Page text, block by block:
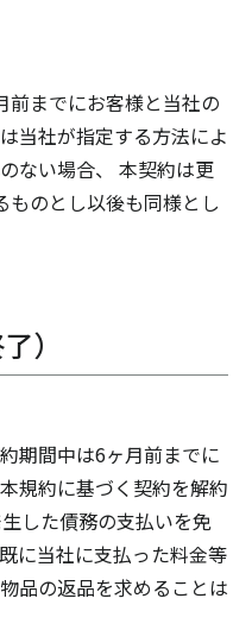
前までにお客様と当社の
当社が指定する方法によ
ない場合、 本契約は更
ものとし以後も同様とし
）
期間中は6ヶ月前までに
規約に基づく契約を解約
した債務の支払いを免
に当社に支払った料金等
品の返品を求めることは